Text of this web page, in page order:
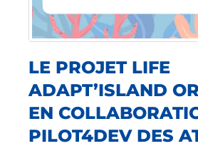
LE PROJET LIFE
ADAPT’ISLAND
EN
PILOT4DEV DES